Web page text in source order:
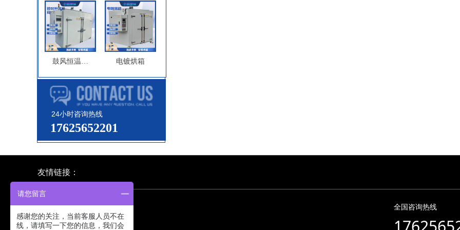
24小时咨询热线
17625652201
鼓风恒温干
燥箱
电镀烘箱
友情链接：
全国咨询热线
请您留言
感谢您的关注，当前客服人员不在
线，请填写一下您的信息，我们会